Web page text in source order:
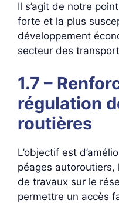
Il s’agit de notre
forte et la plus
développement
secteur des
1.7 –
régulation
routières
L’objectif est
péages
de travaux sur le
permettre un accès